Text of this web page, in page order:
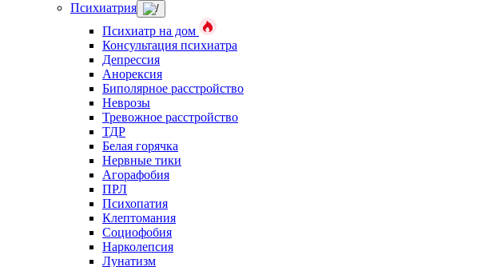
Психиатрия
Психиатр на дом
Консультация психиатра
Депрессия
Анорексия
Биполярное расстройство
Неврозы
Тревожное расстройство
ТДР
Белая горячка
Нервные тики
Агорафобия
ПРЛ
Психопатия
Клептомания
Социофобия
Нарколепсия
Лунатизм